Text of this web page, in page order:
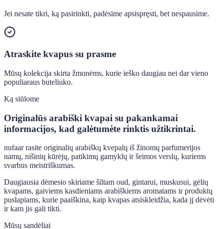
Jei nesate tikri, ką pasirinkti, padėsime apsispręsti, bet nespausime.
Atraskite kvapus su prasme
Mūsų kolekcija skirta žmonėms, kurie ieško daugiau nei dar vieno
populiaraus buteliuko.
Ką siūlome
Originalūs arabiški kvapai su pakankamai
informacijos, kad galėtumėte rinktis užtikrintai.
nufaar rasite originalių arabiškų kvepalų iš žinomų parfumerijos
namų, nišinių kūrėjų, patikimų gamyklų ir šeimos verslų, kuriems
svarbus meistriškumas.
Daugiausia dėmesio skiriame šiltam oud, gintarui, muskusui, gėlių
kvapams, gaiviems kasdieniams arabiškiems aromatams ir produktų
puslapiams, kurie paaiškina, kaip kvapas atsiskleidžia, kada jį dėvėti
ir kam jis gali tikti.
Mūsų sandėliai